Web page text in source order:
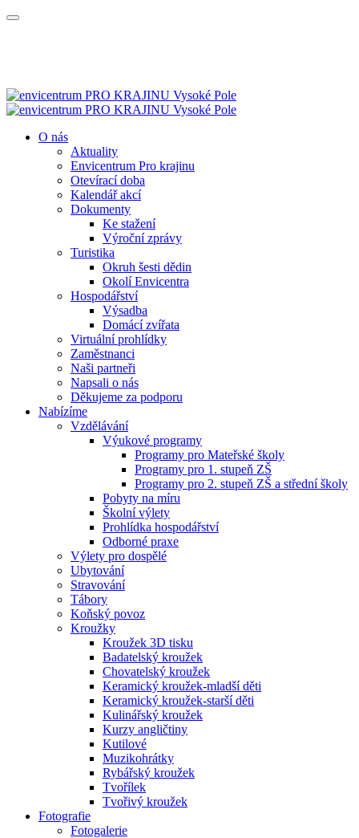
O nás
Aktuality
Envicentrum Pro krajinu
Otevírací doba
Kalendář akcí
Dokumenty
Ke stažení
Výroční zprávy
Turistika
Okruh šesti dědin
Okolí Envicentra
Hospodářství
Výsadba
Domácí zvířata
Virtuální prohlídky
Zaměstnanci
Naši partneři
Napsali o nás
Děkujeme za podporu
Nabízíme
Vzdělávání
Výukové programy
Programy pro Mateřské školy
Programy pro 1. stupeň ZŠ
Programy pro 2. stupeň ZŠ a střední školy
Pobyty na míru
Školní výlety
Prohlídka hospodářství
Odborné praxe
Výlety pro dospělé
Ubytování
Stravování
Tábory
Koňský povoz
Kroužky
Kroužek 3D tisku
Badatelský kroužek
Chovatelský kroužek
Keramický kroužek-mladší děti
Keramický kroužek-starší děti
Kulinářský kroužek
Kurzy angličtiny
Kutilové
Muzikohrátky
Rybářský kroužek
Tvořílek
Tvořivý kroužek
Fotografie
Fotogalerie